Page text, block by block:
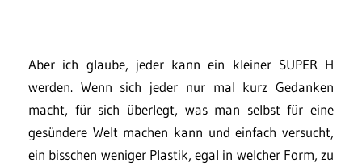
Aber ich glaube, jeder kann ein kleiner SUPER H
werden. Wenn sich jeder nur mal kurz Gedanken
macht, für sich überlegt, was man selbst für eine
gesündere Welt machen kann und einfach versucht,
ein bisschen weniger Plastik, egal in welcher Form, zu